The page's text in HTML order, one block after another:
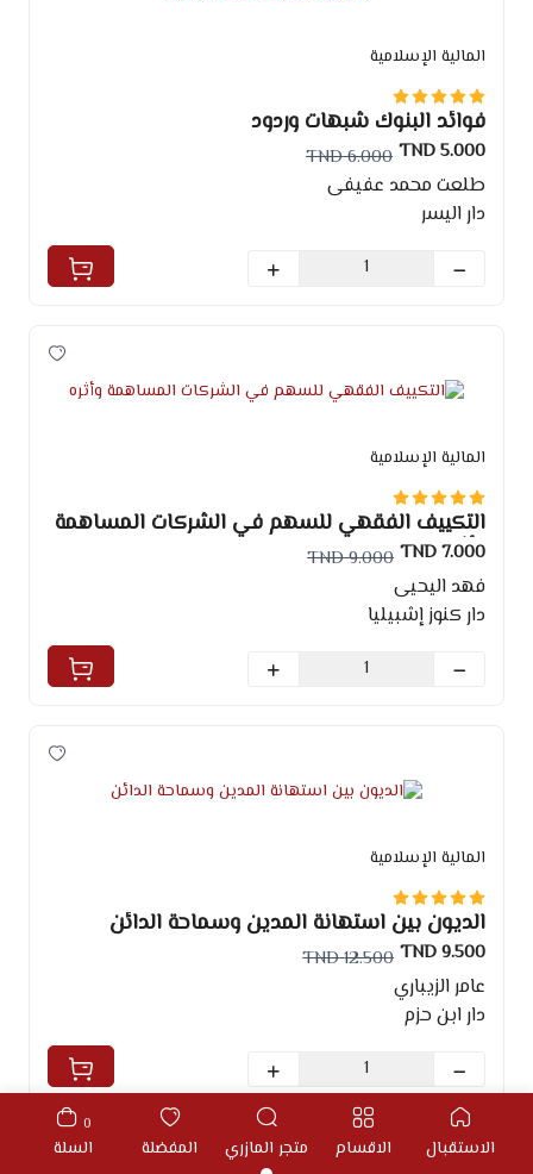
الاستقبال الاقسام متجر المازري المفضلة
0
السلة
المالية الإسلامية
فوائد البنوك شبهات وردود
5.000 TND
6.000 TND
طلعت محمد عفيفى
دار اليسر
المالية الإسلامية
التكييف الفقهي للسهم في الشركات المساهمة
وأثره
7.000 TND
9.000 TND
فهد اليحيى
دار كنوز إشبيليا
المالية الإسلامية
الديون بين استهانة المدين وسماحة الدائن
9.500 TND
12.500 TND
عامر الزيباري
دار ابن حزم